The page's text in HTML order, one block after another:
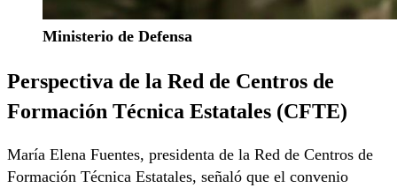
Ministerio de Defensa
Perspectiva de la Red de Centros de
Formación Técnica Estatales (CFTE)
María Elena Fuentes, presidenta de la Red de Centros de
Formación Técnica Estatales, señaló que el convenio